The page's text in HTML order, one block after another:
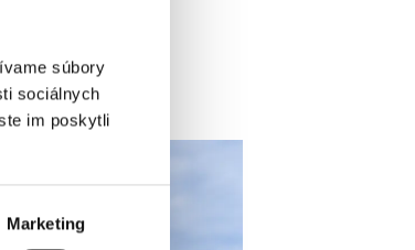
súbory
sociálnych
im poskytli
Marketing